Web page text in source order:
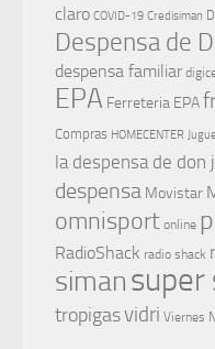
claro COVID-19 Credisiman
Despensa de
despensa familiar
EPA Ferreteria EPA
Compras HOMECENTER
la despensa de don
despensa Movistar
omnisport online
RadioShack radio shack
simansuper
tropigasvidri Viernes